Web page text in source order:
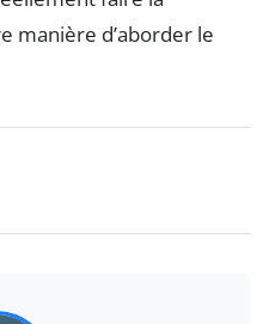
manière d’aborder le